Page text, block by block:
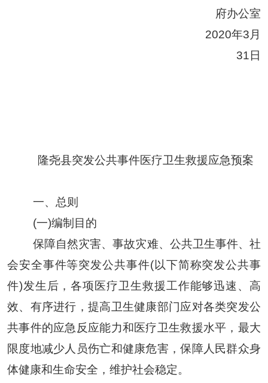
府办公室
2020年3 月
31 日
隆尧县突发公共事件医疗卫生救援应急预案
一、 总则
(一)编制目的
保障自然灾害、事故灾难、公共卫生事件、社
会安全事件等突发公共事件(以下简称突发公共事
件)发生后，各项医疗卫生救援工作能够迅速、高
效、有序进行，提高卫生健康部门应对各类突发公
共事件的应急反应能力和医疗卫生救援水平，最大
限度地减少人员伤亡和健康危害，保障人民群众身
体健康和生命安全，维护社会稳定。